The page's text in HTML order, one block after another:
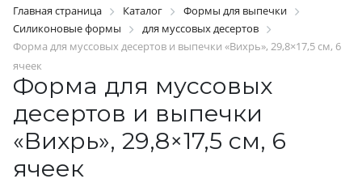
Главная страница Каталог
Формы для выпечки
Силиконовые формы
для муссовых десертов
Форма для муссовых десертов и выпечки «Вихрь», 29,8×17,5 см, 6
ячеек
Форма для муссовых
десертов и выпечки
«Вихрь», 29,8×17,5 см, 6
ячеек